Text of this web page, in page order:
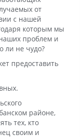
от
с нашей
которым мы
проблем и
ли не чудо?
предоставить
районе,
тех, кто
своим и